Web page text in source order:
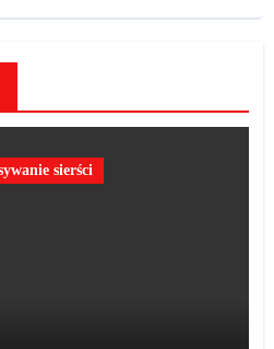
sierści